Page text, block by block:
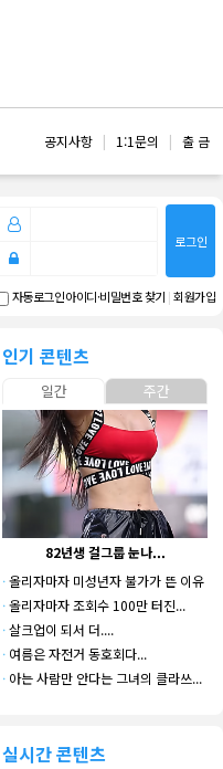
공지사항 1:1문의 출 금
로그인
자동로그인아이디·비밀번호 찾기 |회원가입
인기 콘텐츠
일간 주간
82년생 걸그룹 눈나...
·올리자마자 미성년자 불가가 뜬 이유
·올리자마자 조회수 100만 터진...
·살크업이 되서 더....
· 여름은 자전거 동호회다...
· 아는 사람만 안다는 그녀의 클라쓰...
실시간 콘텐츠